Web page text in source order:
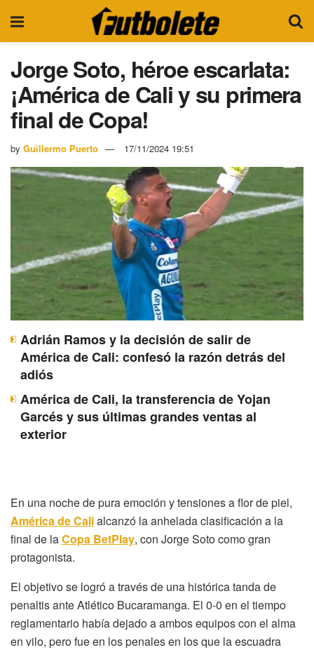
Jorge Soto, héroe escarlata:
¡América de Cali y su primera
final de Copa!
by Guillermo Puerto 17/11/2024 19:51
Adrián Ramos y la decisión de salir de
América de Cali: confesó la razón detrás del
adiós
América de Cali, la transferencia de Yojan
Garcés y sus últimas grandes ventas al
exterior
En una noche de pura emoción y tensiones a flor de piel,
América de Calialcanzó la anhelada clasificación a la
final de laCopa BetPlay, con Jorge Soto como gran
protagonista.
El objetivo se logró a través de una histórica tanda de
penaltis ante Atlético Bucaramanga. El 0-0 en el tiempo
reglamentario había dejado a ambos equipos con el alma
en vilo, pero fue en los penales en los que la escuadra